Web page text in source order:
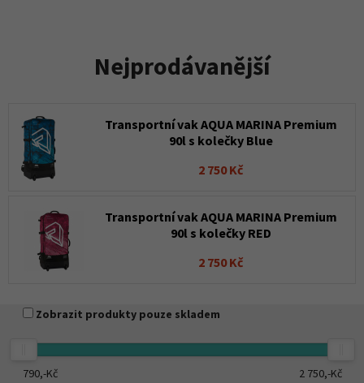
Nejprodávanější
Transportní vak AQUA MARINA Premium
90l s kolečky Blue
2 750 Kč
Transportní vak AQUA MARINA Premium
90l s kolečky RED
2 750 Kč
Zobrazit produkty pouze skladem
790,-Kč 2 750,-Kč